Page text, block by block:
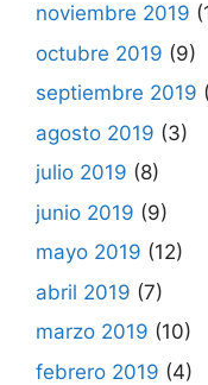
noviembre 2019
octubre 2019 (9)
septiembre 2019
agosto 2019 (3)
julio 2019 (8)
junio 2019 (9)
mayo 2019 (12)
abril 2019 (7)
marzo 2019 (10)
febrero 2019 (4)